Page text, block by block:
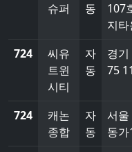
슈퍼
동
107
지
724
씨유
트윈
시티
자
동
경
75
724
캐논
종합
자
동
서
동